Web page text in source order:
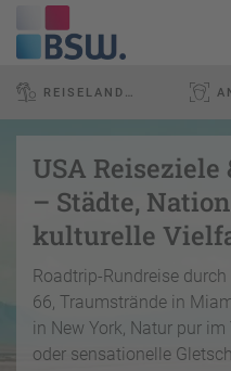
e
i
e
b
o
g
R
ei
s
P
u
s
c
a
lr
e
i
T
o
p
D
e
a
l
s
REISELAND REISEBÜRO
USA
– Städte,
kulturelle
Roadtrip-Rundreise
66, Traumstrände in
in New York, Natur pur
oder sensationelle